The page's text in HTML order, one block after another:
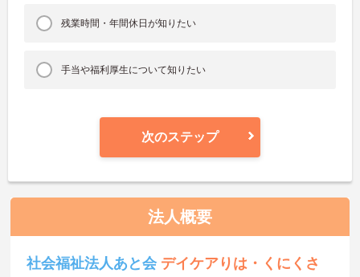
残業時間・年間休日が知りたい
手当や福利厚生について知りたい
次のステップ
法人概要
社会福祉法人あと会 デイケアりは・くにくさ